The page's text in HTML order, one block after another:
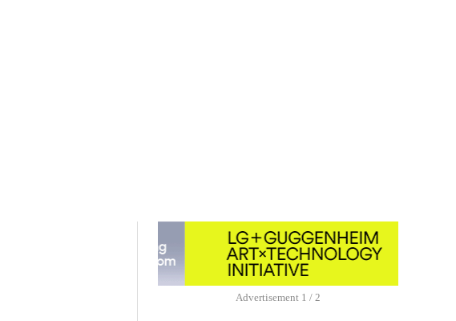
Advertisement 1 / 2